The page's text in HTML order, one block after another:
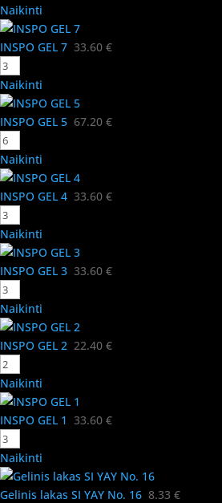
Naikinti
INSPO GEL 7 33.60 €
Naikinti
INSPO GEL 5 67.20 €
Naikinti
INSPO GEL 4 33.60 €
Naikinti
INSPO GEL 3 33.60 €
Naikinti
INSPO GEL 2 22.40 €
Naikinti
INSPO GEL 1 33.60 €
Naikinti
Gelinis lakas SI YAY No. 16 8.33 €